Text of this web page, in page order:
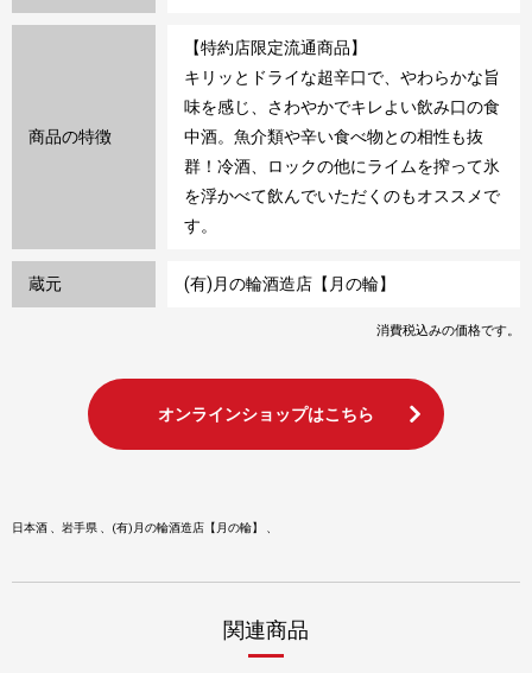
商品の特徴
【特約店限定流通商品】
キリッとドライな超辛口で、やわらかな旨
味を感じ、さわやかでキレよい飲み口の食
中酒。魚介類や辛い食べ物との相性も抜
群！冷酒、ロックの他にライムを搾って氷
を浮かべて飲んでいただくのもオススメで
す。
蔵元 (有)月の輪酒造店【月の輪】
消費税込みの価格です。
オンラインショップはこちら
日本酒 岩手県 (有)月の輪酒造店【月の輪】
関連商品